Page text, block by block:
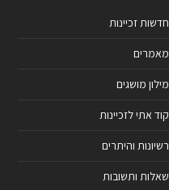
חדשות זכיינות
מאמרים
מילון מושגים
קוד אתי לזכיינות
רשיונות והיתרים
שאלות ותשובות